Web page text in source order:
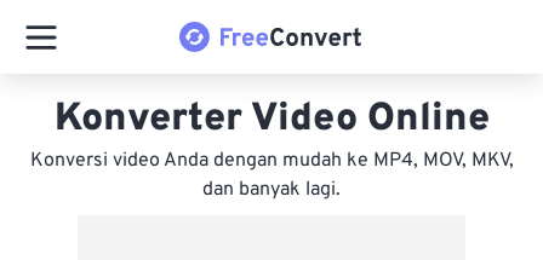
Konverter Video Online
Konversi video Anda dengan mudah ke MP4, MOV, MKV,
dan banyak lagi.